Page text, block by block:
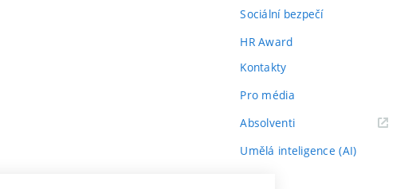
Sociální bezpečí
HR Award
Kontakty
Pro média
Absolventi(externí
Umělá inteligence (AI)